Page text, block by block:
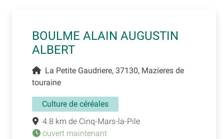
BOULME ALAIN AUGUSTIN
ALBERT
La Petite Gaudriere, 37130, Mazieres de
touraine
Culture de céréales
4.8 km de Cinq-Mars-la-Pile
ouvert maintenant